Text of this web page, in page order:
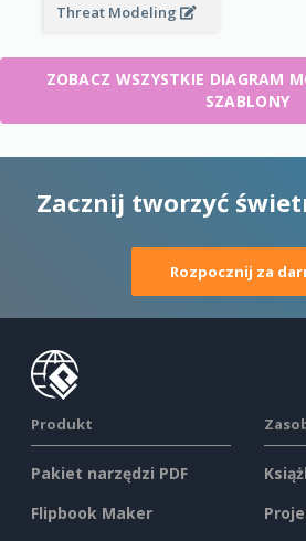
Threat Modeling
ZOBACZ WSZYSTKIE DIAGRAM
SZABLONY
Zacznij tworzyć
Rozpocznij za
Produkt
Pakiet narzędzi PDF
Flipbook Maker